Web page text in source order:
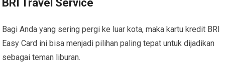
BRI Travel Service
Bagi Anda yang sering pergi ke luar kota, maka kartu kredit BRI
Easy Card ini bisa menjadi pilihan paling tepat untuk dijadikan
sebagai teman liburan.